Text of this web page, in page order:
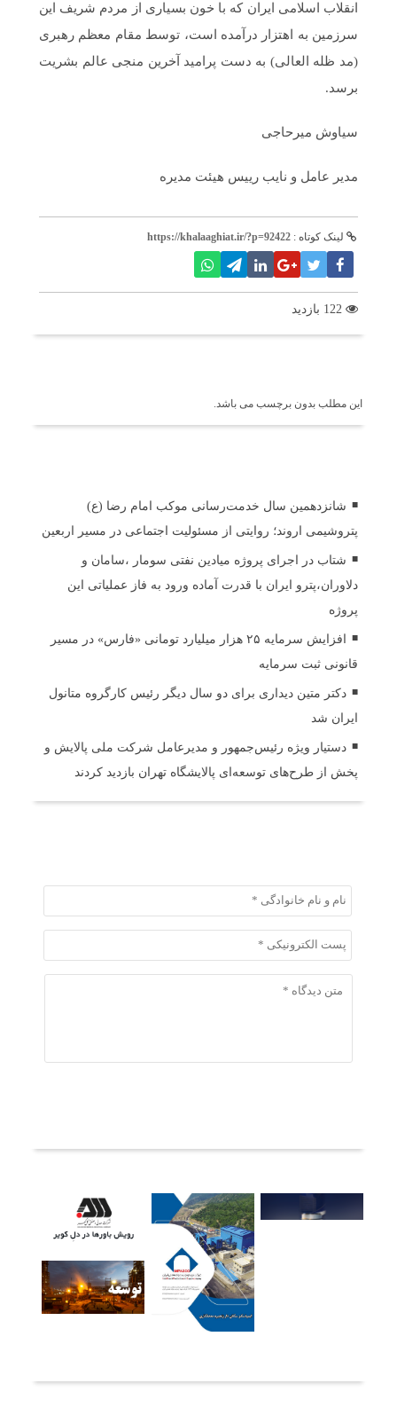
انقلاب اسلامی ایران که با خون بسیاری از مردم شریف این
سرزمین به اهتزار درآمده است، توسط مقام معظم رهبری
(مد ظله العالی) به دست پرامید آخرین منجی عالم بشریت
برسد.
سیاوش میرحاجی
مدیر عامل و نایب رییس هیئت مدیره
لینک کوتاه : https://khalaaghiat.ir/?p=92422
این مطلب بدون برچسب می باشد.
شانزدهمین سال خدمت‌رسانی موکب امام رضا (ع)
پتروشیمی اروند؛ روایتی از مسئولیت اجتماعی در مسیر اربعین
شتاب در اجرای پروژه میادین نفتی سومار ،سامان و
دلاوران،پترو ایران با قدرت آماده ورود به فاز عملیاتی این
پروژه
افزایش سرمایه ۲۵ هزار میلیارد تومانی «فارس» در مسیر
قانونی ثبت سرمایه
دکتر متین دیداری برای دو سال دیگر رئیس کارگروه متانول
ایران شد
دستیار ویژه رئیس‌جمهور و مدیرعامل شرکت ملی پالایش و
پخش از طرح‌های توسعه‌ای پالایشگاه تهران بازدید کردند